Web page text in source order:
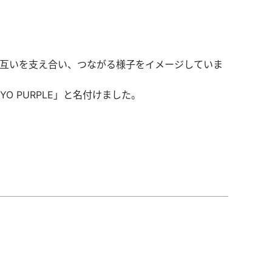
いを支え合い、つながる様子をイメージしていま
PURPLE」と名付けました。